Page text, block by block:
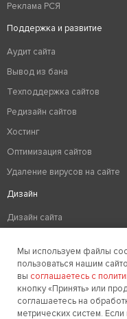
Реклама РСЯ
Поддержка и развитие
Аудит сайта
Вывод из бана
Техподдержка сайтов
Редизайн сайтов
Хостинг
Оптимизация сайтов
Удаление вирусов на сайте
Дизайн
Дизайн сайта
Создание фирменного стиля
Заказать звонок
Мы используем файлы
пользоваться нашим
вы соглашаетесь с
кнопку «Принять» или
соглашаетесь на
метрических систем.